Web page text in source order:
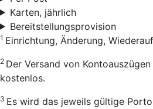
Karten, jährlich
Bereitstellungsprovision
1 Einrichtung, Änderung,
2 Der Versand von
kostenlos.
3 Es wird das jeweils gültige